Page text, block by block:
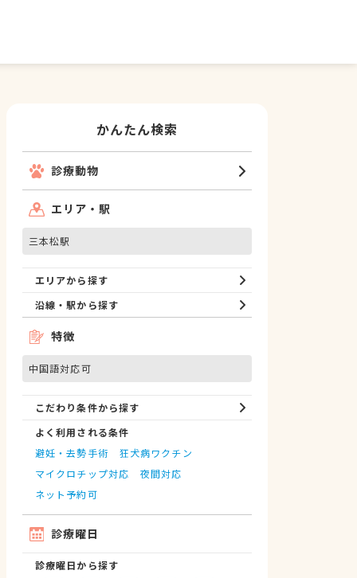
かんたん検索
診療動物
エリア・駅
三本松駅
エリアから探す
沿線・駅から探す
特徴
中国語対応可
こだわり条件から探す
よく利用される条件
避妊・去勢手術
狂犬病ワクチン
マイクロチップ対応
夜間対応
ネット予約可
診療曜日
診療曜日から探す